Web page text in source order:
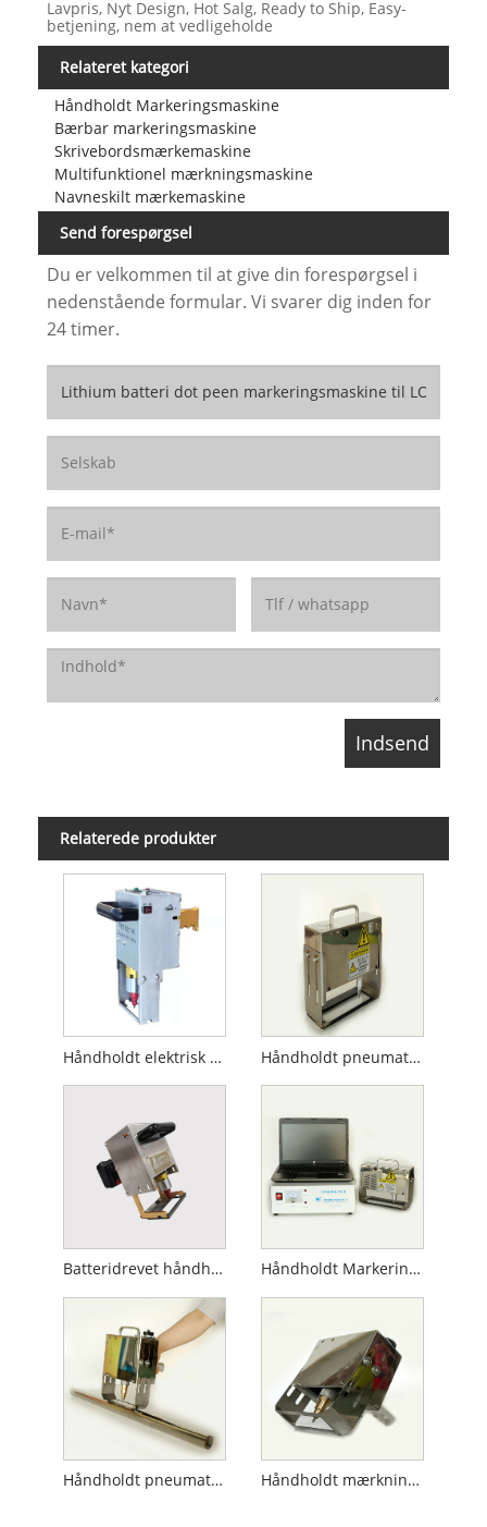
Lavpris, Nyt Design, Hot Salg, Ready to Ship, Easy-
betjening, nem at vedligeholde
Relateret kategori
Håndholdt Markeringsmaskine
Bærbar markeringsmaskine
Skrivebordsmærkemaskine
Multifunktionel mærkningsmaskine
Navneskilt mærkemaskine
Send forespørgsel
Du er velkommen til at give din forespørgsel i
nedenstående formular. Vi svarer dig inden for
24 timer.
Relaterede produkter
Håndholdt elektrisk mærkemaskine Håndholdt pneumatisk markeringsmaskine
Batteridrevet håndholdt mærkemaskine Håndholdt Markeringsmaskine til Gascylinder
Håndholdt pneumatisk markeringsmaskine til rør Håndholdt mærkningsmaskine til flanger